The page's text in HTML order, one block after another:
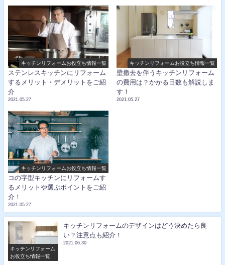
キッチンリフォームお役立ち情報一覧
ステンレスキッチンにリフォーム
するメリット・デメリットをご紹
介
2021.05.27
キッチンリフォームお役立ち情報一覧
壁撤去を伴うキッチンリフォーム
の費用は？かかる日数も解説しま
す！
2021.05.27
キッチンリフォームお役立ち情報一覧
コの字型キッチンにリフォームす
るメリットや選ぶポイントをご紹
介！
2021.05.27
キッチンリフォーム
お役立ち情報一覧
キッチンリフォームのデザインはどう決めたら良
い？注意点も紹介！
2021.06.30